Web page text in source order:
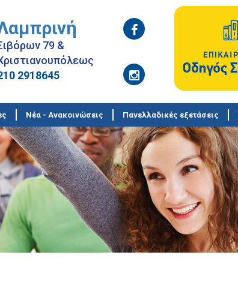
79 &
2918645
Νέα - Ανακοινώσεις Πανελλαδικές εξετάσεις